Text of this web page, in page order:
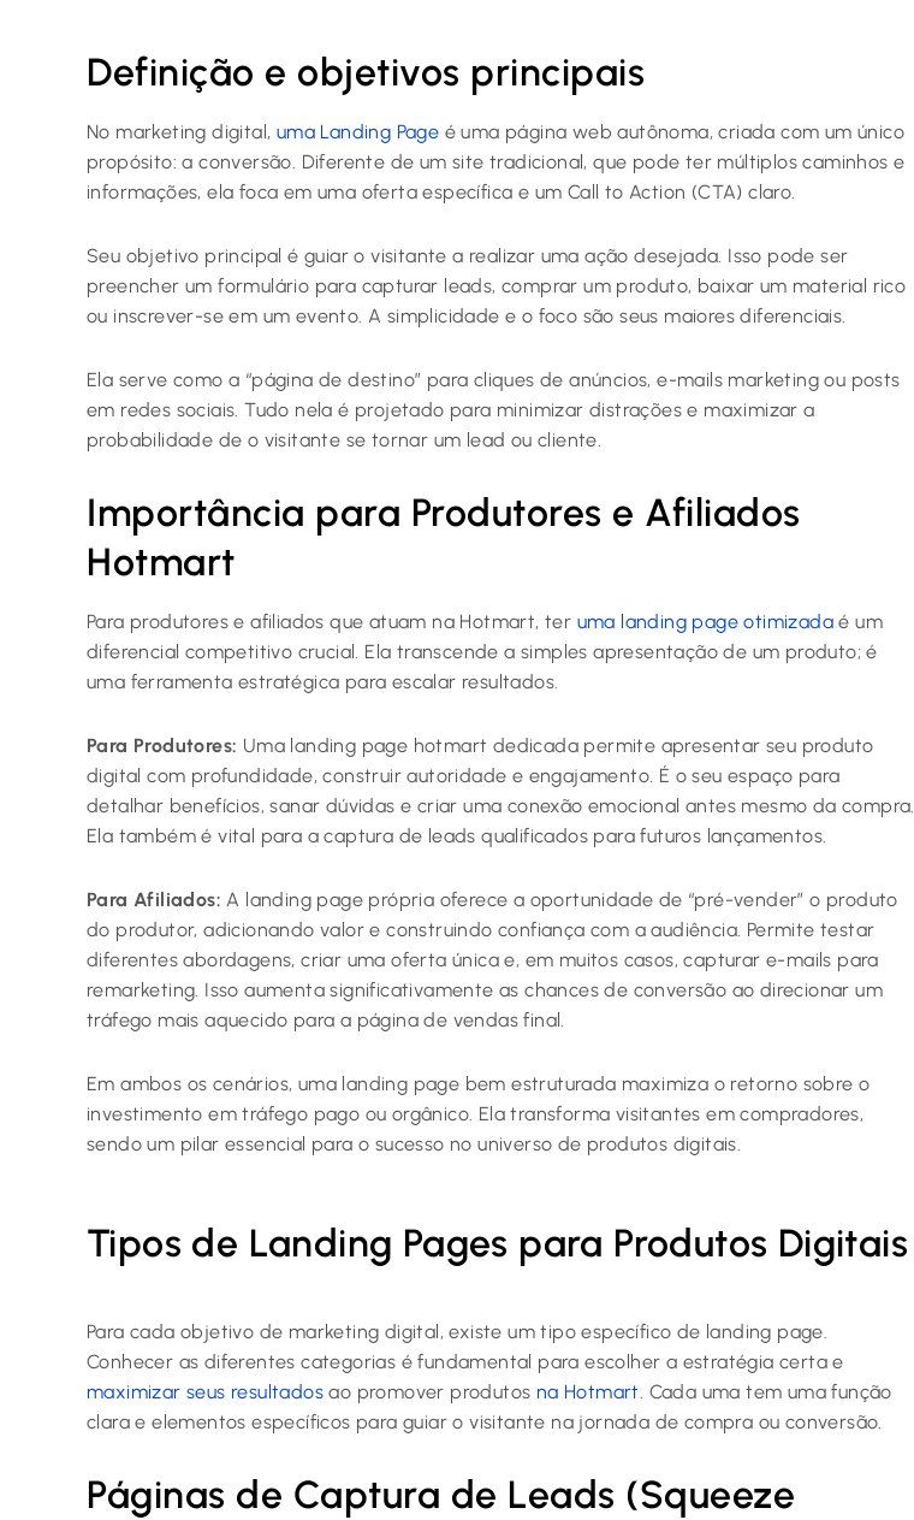
Definição e objetivos principais
No marketing digital, uma Landing Page é uma página web autônoma, criada com um único
propósito: a conversão. Diferente de um site tradicional, que pode ter múltiplos caminhos e
informações, ela foca em uma oferta específica e um Call to Action (CTA) claro.
Seu objetivo principal é guiar o visitante a realizar uma ação desejada. Isso pode ser
preencher um formulário para capturar leads, comprar um produto, baixar um material rico
ou inscrever-se em um evento. A simplicidade e o foco são seus maiores diferenciais.
Ela serve como a “página de destino” para cliques de anúncios, e-mails marketing ou posts
em redes sociais. Tudo nela é projetado para minimizar distrações e maximizar a
probabilidade de o visitante se tornar um lead ou cliente.
Importância para Produtores e Afiliados
Hotmart
Para produtores e afiliados que atuam na Hotmart, ter uma landing page otimizada é um
diferencial competitivo crucial. Ela transcende a simples apresentação de um produto; é
uma ferramenta estratégica para escalar resultados.
Para Produtores: Uma landing page hotmart dedicada permite apresentar seu produto
digital com profundidade, construir autoridade e engajamento. É o seu espaço para
detalhar benefícios, sanar dúvidas e criar uma conexão emocional antes mesmo da compra.
Ela também é vital para a captura de leads qualificados para futuros lançamentos.
Para Afiliados: A landing page própria oferece a oportunidade de “pré-vender” o produto
do produtor, adicionando valor e construindo confiança com a audiência. Permite testar
diferentes abordagens, criar uma oferta única e, em muitos casos, capturar e-mails para
remarketing. Isso aumenta significativamente as chances de conversão ao direcionar um
tráfego mais aquecido para a página de vendas final.
Em ambos os cenários, uma landing page bem estruturada maximiza o retorno sobre o
investimento em tráfego pago ou orgânico. Ela transforma visitantes em compradores,
sendo um pilar essencial para o sucesso no universo de produtos digitais.
Tipos de Landing Pages para Produtos Digitais
Para cada objetivo de marketing digital, existe um tipo específico de landing page.
Conhecer as diferentes categorias é fundamental para escolher a estratégia certa e
maximizar seus resultados ao promover produtos na Hotmart. Cada uma tem uma função
clara e elementos específicos para guiar o visitante na jornada de compra ou conversão.
Páginas de Captura de Leads (Squeeze